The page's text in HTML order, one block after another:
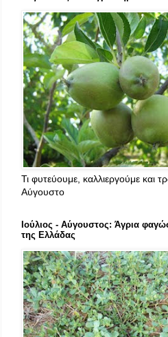
Τι φυτεύουμε, καλλιεργούμε και
Αύγουστο
Ιούλιος - Αύγουστος: Άγρια
της Ελλάδας